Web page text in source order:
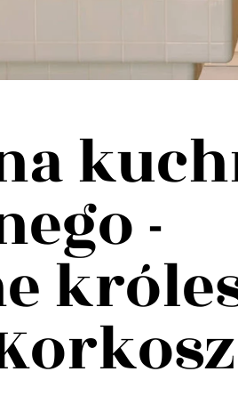
-